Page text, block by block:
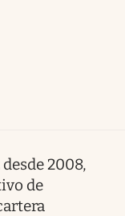
2008,
de